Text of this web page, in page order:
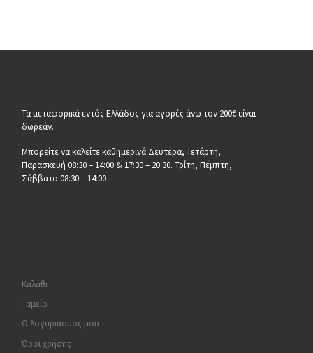
Τα μεταφορικά εντός Ελλάδος για αγορές άνω τον 200€ είναι
δωρεάν.
Μπορείτε να καλείτε καθημερινά Δευτέρα, Τετάρτη,
Παρασκευή 08:30 – 14:00 & 17:30 – 20:30. Τρίτη, Πέμπτη,
Σάββατο 08:30 – 14:00
Καλάθι
Ταμείο
Ο λογαριασμός μου
Όροι χρήσης